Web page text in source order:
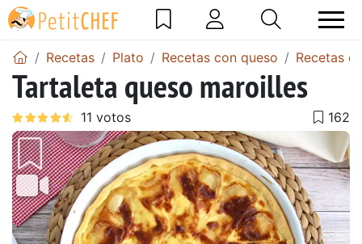
Recetas Plato Recetas con queso Recetas
Tartaleta queso maroilles